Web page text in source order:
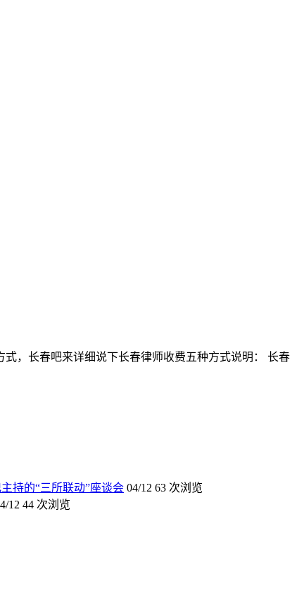
，长春吧来详细说下长春律师收费五种方式说明： 长春
持的“三所联动”座谈会 04/12 63 次浏览
12 44 次浏览